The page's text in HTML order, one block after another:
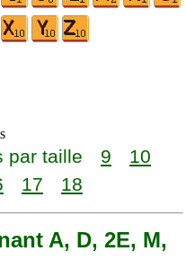
par taille 9
10
17 18
A, D, 2E, M,